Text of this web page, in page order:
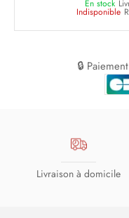
En stock
Indisponible
🔒
Livraison à domicile